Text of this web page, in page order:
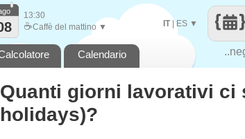
IT|ES ▼
13:30
☕Caffè del mattino ▼
Calendario
Quanti giorni lavorativi ci
holidays)?